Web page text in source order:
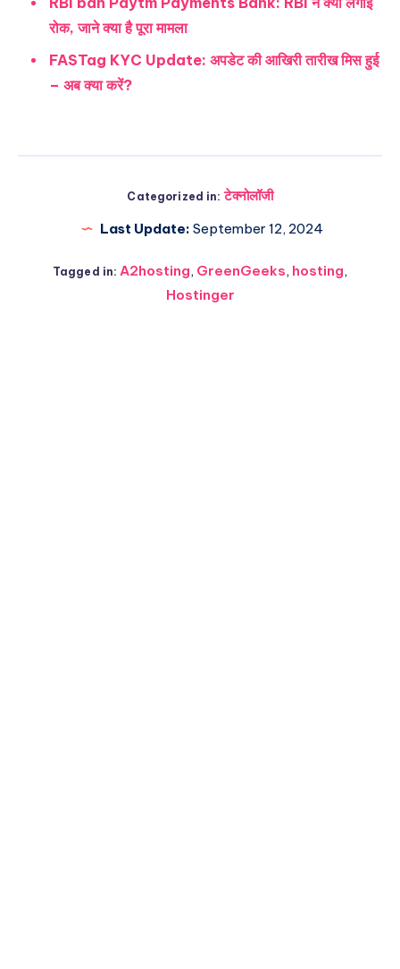
रोक, जाने क्या है पूरा मामला
FASTag KYC Update: अपडेट की आखिरी तारीख मिस हुई
– अब क्या करें?
Categorized in: टेक्नोलॉजी
Last Update: September 12, 2024
Tagged in: A2hosting, GreenGeeks, hosting,
Hostinger